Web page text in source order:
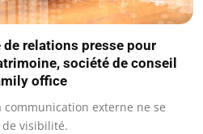
relations presse pour
société de conseil
office
externe ne se
visibilité.